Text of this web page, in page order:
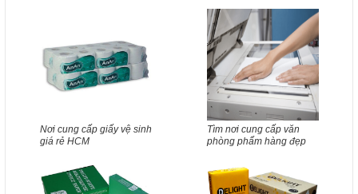
Nơi cung cấp giấy vệ sinh
giá rẻ HCM
Tìm nơi cung cấp văn
phòng phẩm hàng đẹp